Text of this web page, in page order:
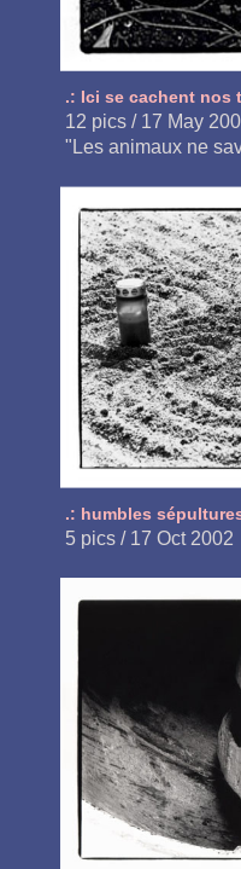
.: Ici se cachent nos
12 pics / 17 May
"Les animaux ne
.: humbles
5 pics / 17 Oct 2002